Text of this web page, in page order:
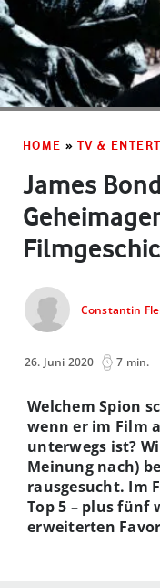
HOME » TV &
James
Constantin
26. Juni 2020 7 min.
Welchem Spion
wenn er im Film
unterwegs ist?
Meinung nach)
rausgesucht. Im
Top 5 – plus fünf
erweiterten